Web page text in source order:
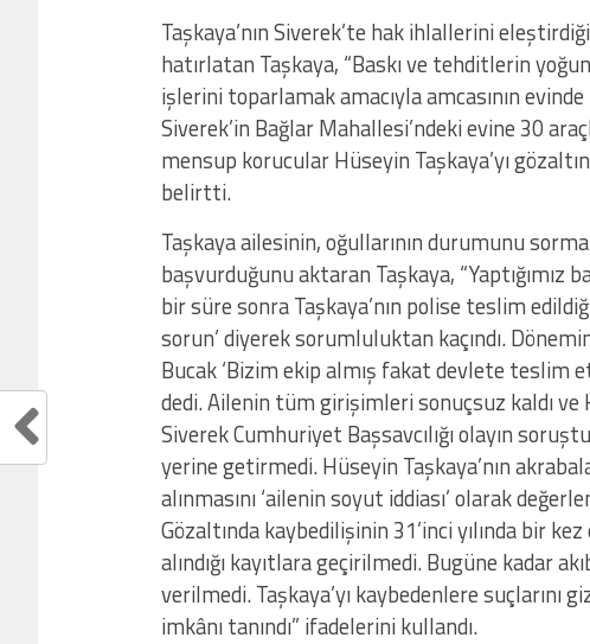
Taşkaya’nın Siverek’te hak ihlallerini
hatırlatan Taşkaya, “Baskı ve tehditlerin
işlerini toparlamak amacıyla amcasının
Siverek’in Bağlar Mahallesi’ndeki evine 30
mensup korucular Hüseyin Taşkaya’yı
belirtti.
Taşkaya ailesinin, oğullarının durumunu
başvurduğunu aktaran Taşkaya,
bir süre sonra Taşkaya’nın polise teslim
sorun’ diyerek sorumluluktan kaçındı.
Bucak ‘Bizim ekip almış fakat devlete teslim
dedi. Ailenin tüm girişimleri sonuçsuz kaldı ve
Siverek Cumhuriyet Başsavcılığı olayın
yerine getirmedi. Hüseyin Taşkaya’nın
alınmasını ‘ailenin soyut iddiası’ olarak
Gözaltında kaybedilişinin 31’inci yılında bir
alındığı kayıtlara geçirilmedi. Bugüne kadar
verilmedi. Taşkaya’yı kaybedenlere
imkânı tanındı” ifadelerini kullandı.